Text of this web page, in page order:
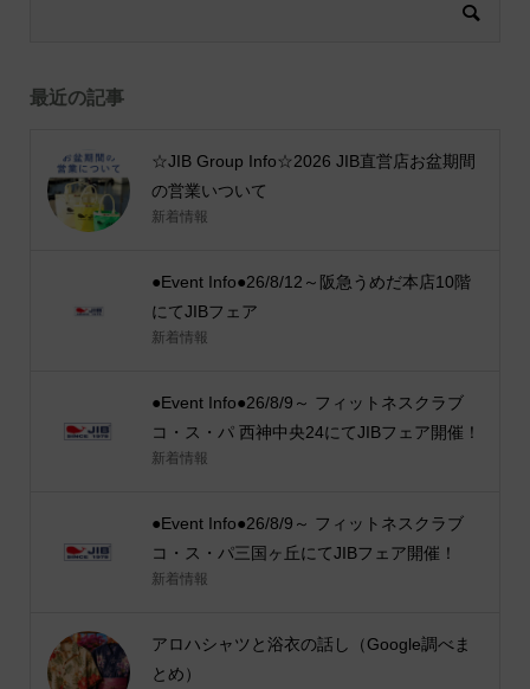
最近の記事
☆JIB Group Info☆2026 JIB直営店お盆期間
の営業いついて
新着情報
●Event Info●26/8/12～阪急うめだ本店10階
にてJIBフェア
新着情報
●Event Info●26/8/9～ フィットネスクラブ
コ・ス・パ 西神中央24にてJIBフェア開催！
新着情報
●Event Info●26/8/9～ フィットネスクラブ
コ・ス・パ三国ヶ丘にてJIBフェア開催！
新着情報
アロハシャツと浴衣の話し（Google調べま
とめ）